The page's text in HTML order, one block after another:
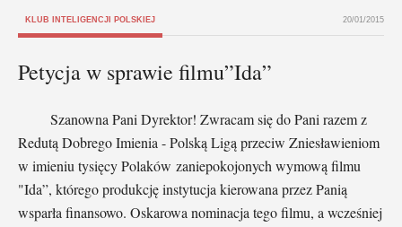
KLUB INTELIGENCJI POLSKIEJ 20/01/2015
Petycja w sprawie filmu”Ida”
Szanowna Pani Dyrektor! Zwracam się do Pani razem z
Redutą Dobrego Imienia - Polską Ligą przeciw Zniesławieniom
w imieniu tysięcy Polaków zaniepokojonych wymową filmu
"Ida”, którego produkcję instytucja kierowana przez Panią
wsparła finansowo. Oskarowa nominacja tego filmu, a wcześniej